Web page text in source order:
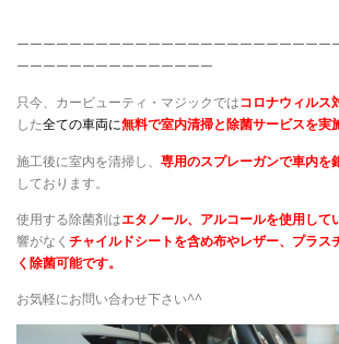
ーーーーーーーーーーーーーーーーーーーーーーーー
ーーーーーーーーーーーーーーー
只今、カービューティ・マジックではコロナウィルス
した全ての車両に無料で室内清掃と除菌サービスを実
施工後に室内を清掃し、 専用のスプレーガンで車内を
しております。
使用する除菌剤はエタノール、アルコールを使用して
響がなく チャイルドシートを含め布やレザー、プラス
く除菌可能です。
お気軽にお問い合わせ下さい^^